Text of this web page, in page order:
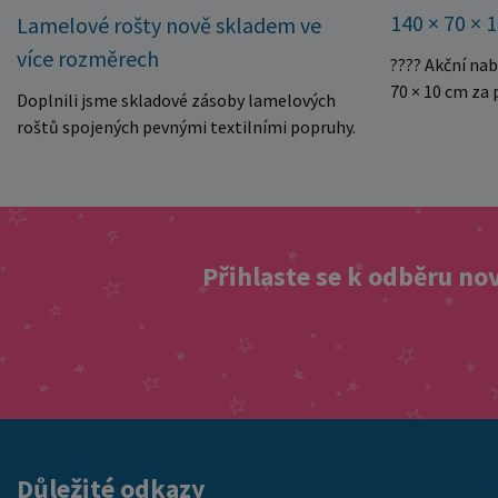
Lamelové rošty nově skladem ve
více rozměrech
Doplnili jsme skladové zásoby lamelových
roštů spojených pevnými textilními popruhy.
rovnoměrnou oporu. K dispozici jsou ve více
postele. Aktuálně máme skladem velké
množství kusů, proto můžeme objednávky
140 × 70 ×
???? Akční
70 × 10 cm
Výjimečně
této
Přihlaste se k odběru
Důležité odkazy